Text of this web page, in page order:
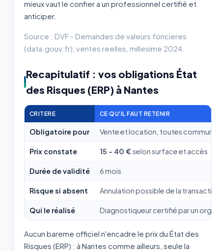
mieux vaut le confier a un professionnel certifié et
anticiper.
Source : DVF - Demandes de valeurs foncieres
(data.gouv.fr), ventes reelles, millesime 2024.
Recapitulatif : vos obligations État
des Risques (ERP) à Nantes
CRITERE CE QU'IL FAUT RETENIR
Obligatoire pour Vente et location, toutes
Prix constate 15 - 40 €selon surface et accès
Durée de validité 6 mois
Risque si absent Annulation possible de la transaction
Qui le réalisé Diagnostiqueur certifié par un
Aucun bareme officiel n'encadre le prix du État des
Risques (ERP) : à Nantes comme ailleurs, seule la